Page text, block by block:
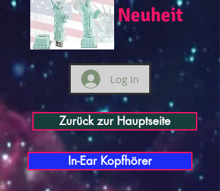
Neuheit
Log In
Zurück zur Hauptseite
In-Ear Kopfhörer